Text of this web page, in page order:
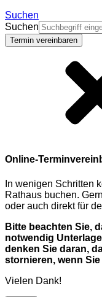
Suchen
Suchen
Termin vereinbaren
Online-
In wenigen Schritten
Rathaus buchen.
oder auch direkt für
Bitte beachten Sie,
notwendig
denken Sie daran,
stornieren, wenn
Vielen Dank!